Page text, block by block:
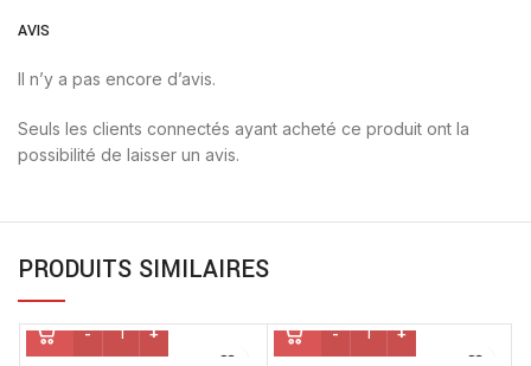
AVIS
Il n’y a pas encore d’avis.
Seuls les clients connectés ayant acheté ce produit ont la
possibilité de laisser un avis.
PRODUITS SIMILAIRES